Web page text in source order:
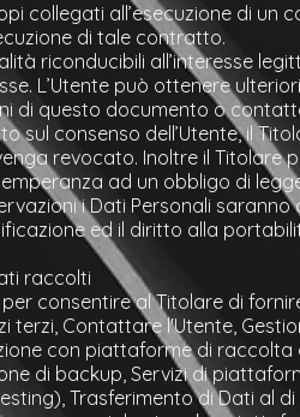
collegati all’esecuzione di
di tale contratto.
riconducibili all’interesse
L’Utente può ottenere
di questo documento o
sul consenso dell’Utente, il
revocato. Inoltre il Titolare
ad un obbligo di
i Dati Personali
ed il diritto alla
raccolti
consentire al Titolare di
terzi, Contattare l'Utente,
con piattaforme di
di backup, Servizi di
Trasferimento di Dati al